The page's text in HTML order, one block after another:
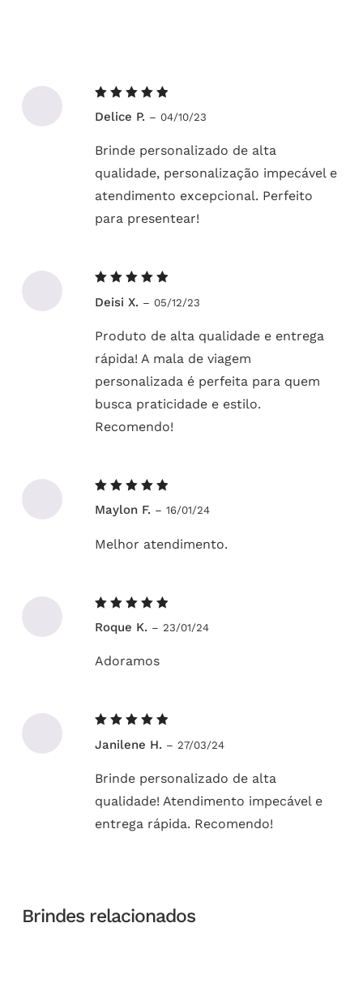
5de 5
Delice P. – 04/10/23
Brinde personalizado de alta
qualidade, personalização impecável e
atendimento excepcional. Perfeito
para presentear!
5de 5
Deisi X. – 05/12/23
Produto de alta qualidade e entrega
rápida! A mala de viagem
personalizada é perfeita para quem
busca praticidade e estilo.
Recomendo!
5de 5
Maylon F. – 16/01/24
Melhor atendimento.
5de 5
Roque K. – 23/01/24
Adoramos
5de 5
Janilene H. – 27/03/24
Brinde personalizado de alta
qualidade! Atendimento impecável e
entrega rápida. Recomendo!
Brindes relacionados